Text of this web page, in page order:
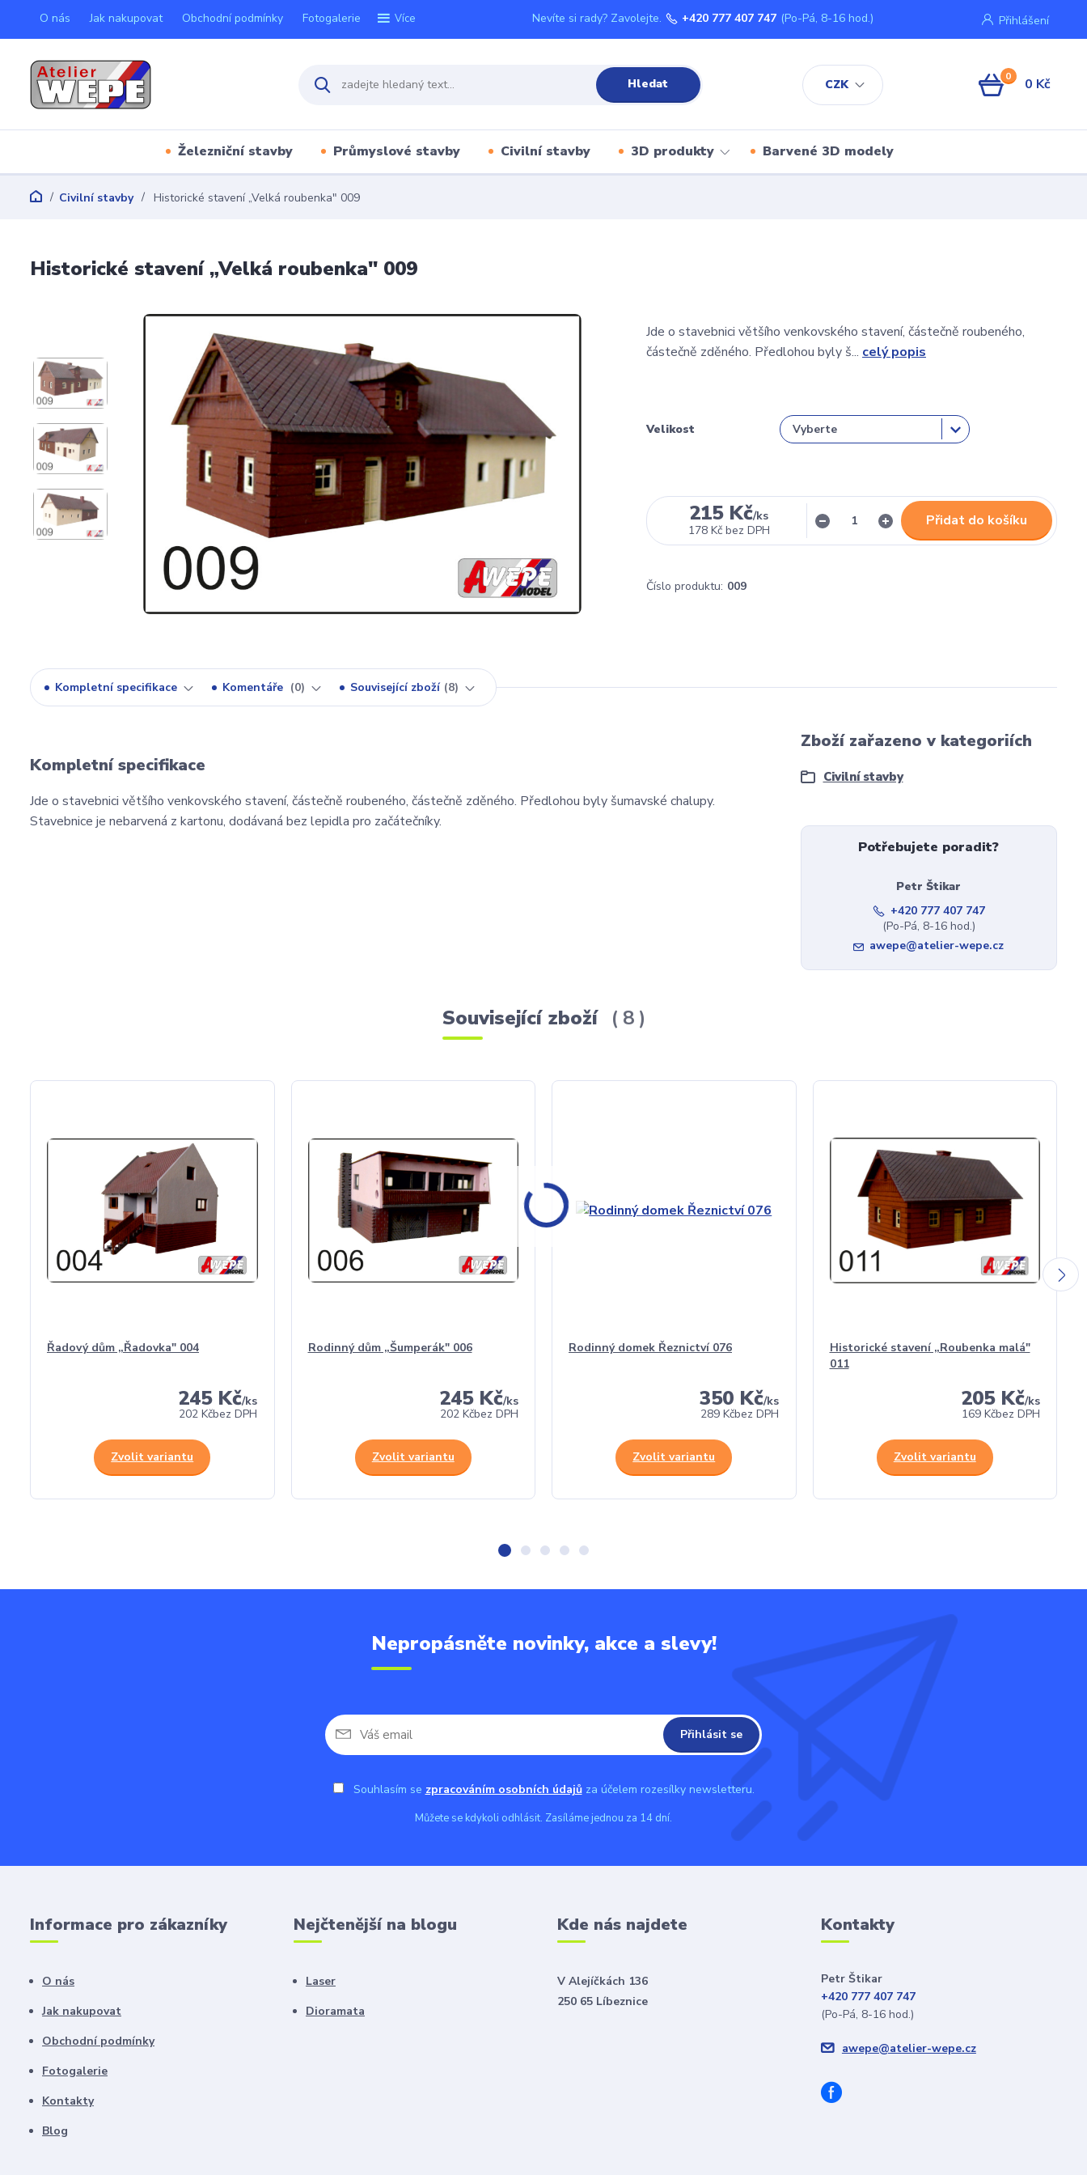
O nás Jak nakupovat Obchodní podmínky Fotogalerie Více
CZK
Přihlášení
Hledat
Nevíte si rady? Zavolejte. +420 777 407 747 (Po-Pá, 8-16 hod.)
0 0 Kč
Železniční stavby Průmyslové stavby Civilní stavby 3D produkty Barvené 3D modely
Civilní stavby Historické stavení „Velká roubenka" 009
Historické stavení „Velká roubenka" 009
Jde o stavebnici většího venkovského stavení, částečně roubeného,
částečně zděného. Předlohou byly š... celý popis
Velikost
215 Kč/ks
178 Kč bez DPH
Přidat do košíku
Číslo produktu: 009
Kompletní specifikace Komentáře 0 Související zboží 8
Kompletní specifikace
Jde o stavebnici většího venkovského stavení, částečně roubeného, částečně zděného. Předlohou byly šumavské chalupy.
Stavebnice je nebarvená z kartonu, dodávaná bez lepidla pro začátečníky.
Zboží zařazeno v kategoriích
Civilní stavby
Potřebujete poradit?
Petr Štikar
+420 777 407 747
(Po-Pá, 8-16 hod.)
awepe@atelier-wepe.cz
Související zboží 8
Řadový dům „Řadovka" 004
245 Kč/ks
202 Kčbez DPH
Zvolit variantu
Rodinný dům „Šumperák" 006
245 Kč/ks
202 Kčbez DPH
Zvolit variantu
Rodinný domek Řeznictví 076
350 Kč/ks
289 Kčbez DPH
Zvolit variantu
Historické stavení „Roubenka malá"
011
205 Kč/ks
169 Kčbez DPH
Zvolit variantu
Nepropásněte novinky, akce a slevy!
Přihlásit se
Souhlasím se zpracováním osobních údajůza účelem rozesílky newsletteru.
Můžete se kdykoli odhlásit. Zasíláme jednou za 14 dní.
Informace pro zákazníky
O nás
Jak nakupovat
Obchodní podmínky
Fotogalerie
Kontakty
Blog
Nejčtenější na blogu
Laser
Dioramata
Kde nás najdete
V Alejíčkách 136
250 65 Líbeznice
Kontakty
Petr Štikar
+420 777 407 747
(Po-Pá, 8-16 hod.)
awepe@atelier-wepe.cz